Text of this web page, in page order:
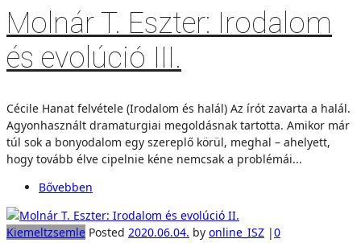
Molnár T. Eszter: Irodalom
és evolúció III.
Cécile Hanat felvétele (Irodalom és halál) Az írót zavarta a halál.
Agyonhasznált dramaturgiai megoldásnak tartotta. Amikor már
túl sok a bonyodalom egy szereplő körül, meghal – ahelyett,
hogy tovább élve cipelnie kéne nemcsak a problémái...
Bővebben
Kiemeltzsemle Posted 2020.06.04. by online_ISZ |0